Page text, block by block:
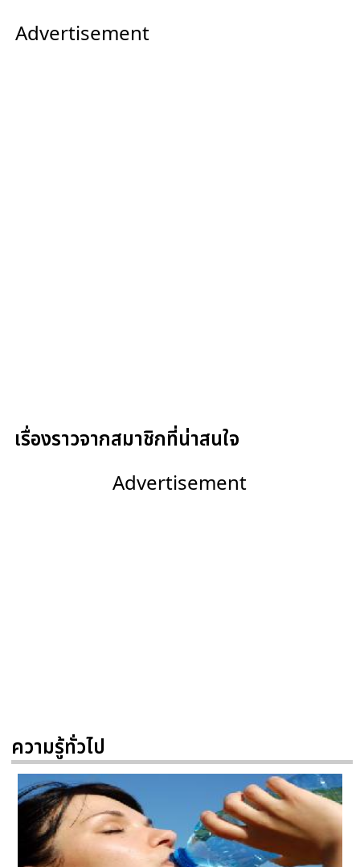
Advertisement
เรื่องราวจากสมาชิกที่น่าสนใจ
Advertisement
ความรู้ทั่วไป